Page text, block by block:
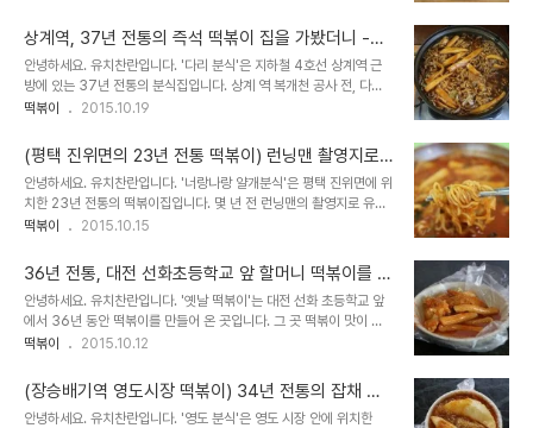
11시 쯤 방문..
상계역, 37년 전통의 즉석 떡볶이 집을 가봤더니 -다
리 분식
안녕하세요. 유치찬란입니다. '다리 분식'은 지하철 4호선 상계역 근
방에 있는 37년 전통의 분식집입니다. 상계 역 복개천 공사 전, 다리
옆 포장마차에서 떡볶이를 만들어 다리분식이라고 불리었고. 상호를
고 있는 곳..
떡볶이 2015.10.19
(평택 진위면의 23년 전통 떡볶이) 런닝맨 촬영지로
유명한 분식집을 가봤더니 -너랑나랑 얄개분식
안녕하세요. 유치찬란입니다. '너랑나랑 얄개분식'은 평택 진위면에 위
치한 23년 전통의 떡볶이집입니다. 몇 년 전 런닝맨의 촬영지로 유명
세를 치루기도 했었다는 데요. 그 곳 떡볶이 맛이 궁금해 찾아가봤습니
습니다. 오전..
떡볶이 2015.10.15
36년 전통, 대전 선화초등학교 앞 할머니 떡볶이를 먹
어봤더니 - 옛날 떡볶이
안녕하세요. 유치찬란입니다. '옛날 떡볶이'는 대전 선화 초등학교 앞
에서 36년 동안 떡볶이를 만들어 온 곳입니다. 그 곳 떡볶이 맛이 궁
금해 다녀와 봤습니다. 2015년 10월 2일 방문하다. 허름해 보였던
흔이 넘어 보이..
떡볶이 2015.10.12
(장승배기역 영도시장 떡볶이) 34년 전통의 잡채 떡
볶이와 튀김 만두를 함께 먹어봤더니 -영도 분식
안녕하세요. 유치찬란입니다. '영도 분식'은 영도 시장 안에 위치한